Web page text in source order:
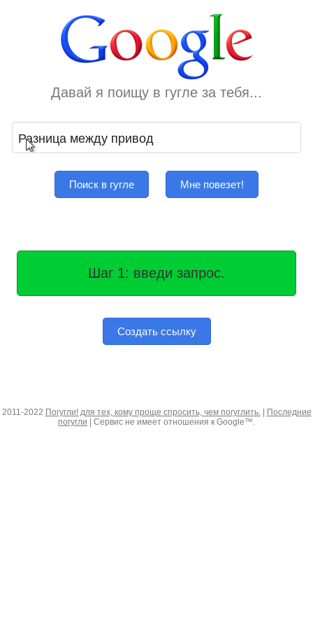
Давай я поищу в гугле за тебя...
Поиск в гугле Мне повезет!
Шаг 1: введи запрос.
Создать ссылку
2011-2022 Погугли! для тех, кому проще спросить, чем погуглить.|
Последние
погугли | Сервис не имеет отношения к Google™.